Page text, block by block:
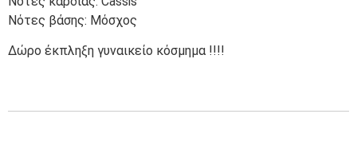
Νότες βάσης: Μόσχος
Δώρο έκπληξη γυναικείο κόσμημα !!!!